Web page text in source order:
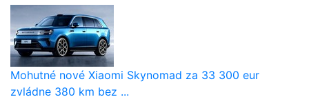
Mohutné nové Xiaomi Skynomad za 33 300 eur
zvládne 380 km bez ...